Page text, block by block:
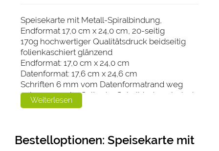
Speisekarte mit Metall-Spiralbindung,
Endformat 17,0 cm x 24,0 cm, 20-seitig
170g hochwertiger Qualitätsdruck beidseitig
folienkaschiert glänzend
Endformat: 17,0 cm x 24,0 cm
Datenformat: 17,6 cm x 24,6 cm
Schriften 6 mm vom Datenformatrand weg
anlegen, an der Seite der Spiralbindung jedoch
mind. 18 mm
Digitaldruck produziert.
Weiterlesen
Bestelloptionen: Speisekarte mit